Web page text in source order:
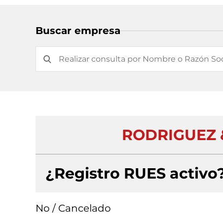
Buscar empresa
RODRIGUEZ
¿Registro RUES
No / Cancelado